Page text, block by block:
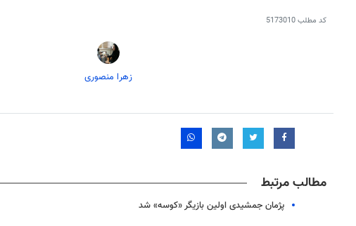
کد مطلب5173010
زهرا منصوری
مطالب مرتبط
پژمان جمشیدی اولین بازیگر «کوسه» شد